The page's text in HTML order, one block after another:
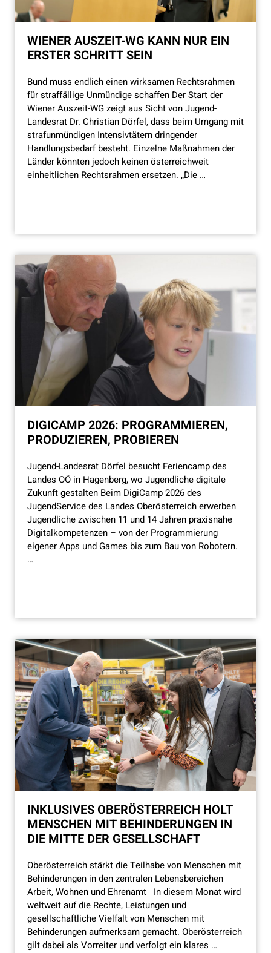
WIENER AUSZEIT-WG KANN NUR EIN
ERSTER SCHRITT SEIN
Bund muss endlich einen wirksamen Rechtsrahmen
für straffällige Unmündige schaffen Der Start der
Wiener Auszeit-WG zeigt aus Sicht von Jugend-
Landesrat Dr. Christian Dörfel, dass beim Umgang mit
strafunmündigen Intensivtätern dringender
Handlungsbedarf besteht. Einzelne Maßnahmen der
Länder könnten jedoch keinen österreichweit
einheitlichen Rechtsrahmen ersetzen. „Die …
DIGICAMP 2026: PROGRAMMIEREN,
PRODUZIEREN, PROBIEREN
Jugend-Landesrat Dörfel besucht Feriencamp des
Landes OÖ in Hagenberg, wo Jugendliche digitale
Zukunft gestalten Beim DigiCamp 2026 des
JugendService des Landes Oberösterreich erwerben
Jugendliche zwischen 11 und 14 Jahren praxisnahe
Digitalkompetenzen – von der Programmierung
eigener Apps und Games bis zum Bau von Robotern.
…
INKLUSIVES OBERÖSTERREICH HOLT
MENSCHEN MIT BEHINDERUNGEN IN
DIE MITTE DER GESELLSCHAFT
Oberösterreich stärkt die Teilhabe von Menschen mit
Behinderungen in den zentralen Lebensbereichen
Arbeit, Wohnen und Ehrenamt In diesem Monat wird
weltweit auf die Rechte, Leistungen und
gesellschaftliche Vielfalt von Menschen mit
Behinderungen aufmerksam gemacht. Oberösterreich
gilt dabei als Vorreiter und verfolgt ein klares …